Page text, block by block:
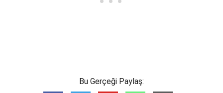
Bu Gerçeği Paylaş: